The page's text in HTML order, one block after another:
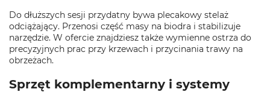
Do dłuższych sesji przydatny bywa plecakowy stelaż
odciążający. Przenosi część masy na biodra i stabilizuje
narzędzie. W ofercie znajdziesz także wymienne ostrza do
precyzyjnych prac przy krzewach i przycinania trawy na
obrzeżach.
Sprzęt komplementarny i systemy